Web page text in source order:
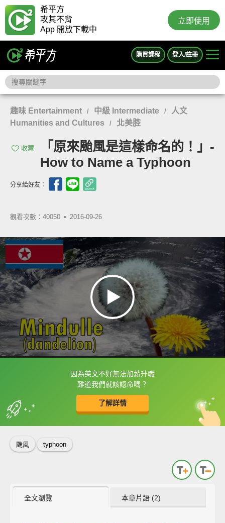
希平方
攻其不背
App 開放下載中
立即使用
購買課程 登入/註冊
趣味 Entertainment / 中級 Intermediate /
人文
Humanities and Cultures
/ 北美腔
收藏
「原來颱風是這樣命名的！」-
How to Name a Typhoon
分享給好友：
觀看次數：40050 • 2016-09-26
因為英文不好無法加薪升職
難道我們就該認命嗎？
了解詳情
框選或點兩下字幕可以直接查字典喔！
收錄佳句 中
英
颱風 typhoon
全文瀏覽 本章片語 (2)